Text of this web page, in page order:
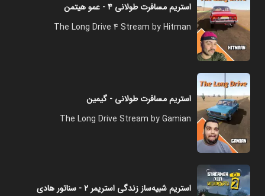
استریم مسافرت طولانی ۴ - عمو هیتمن
The Long Drive 4 Stream by Hitman
استریم مسافرت طولانی - گیمین
The Long Drive Stream by Gamian
استریم شبیه‌ساز زندگی استریمر ۲ - سناتور هادی